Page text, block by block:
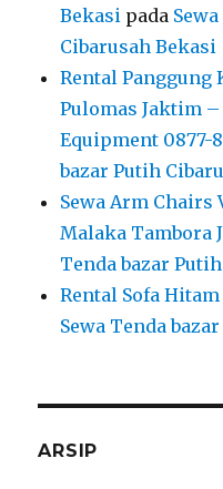
Bekasi pada
Cibarusah Bekasi
Rental Panggung
Pulomas Jaktim –
Equipment 0877-
bazar Putih
Sewa Arm Chairs
Malaka Tambora
Tenda bazar
Rental Sofa
Sewa Tenda
ARSIP